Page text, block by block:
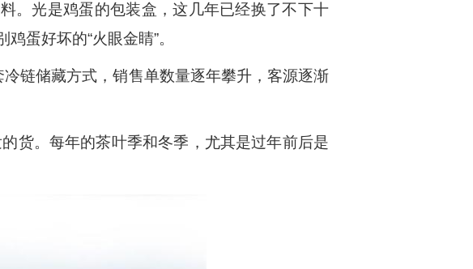
。光是鸡蛋的包装盒，这几年已经换了不下十
蛋好坏的“火眼金睛”。
链储藏方式，销售单数量逐年攀升，客源逐渐
货。每年的茶叶季和冬季，尤其是过年前后是